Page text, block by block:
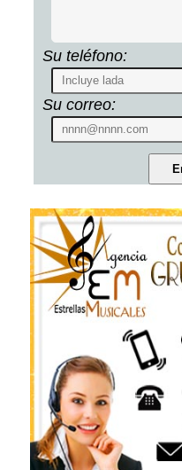
Su teléfono:
Su correo: